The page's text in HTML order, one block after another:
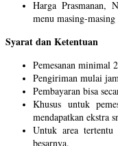
Harga Prasmanan,
menu masing-masing
Syarat dan Ketentuan
Pemesanan minimal
Pengiriman mulai
Pembayaran bisa
Khusus untuk
mendapatkan ekstra
Untuk area
besarnya.